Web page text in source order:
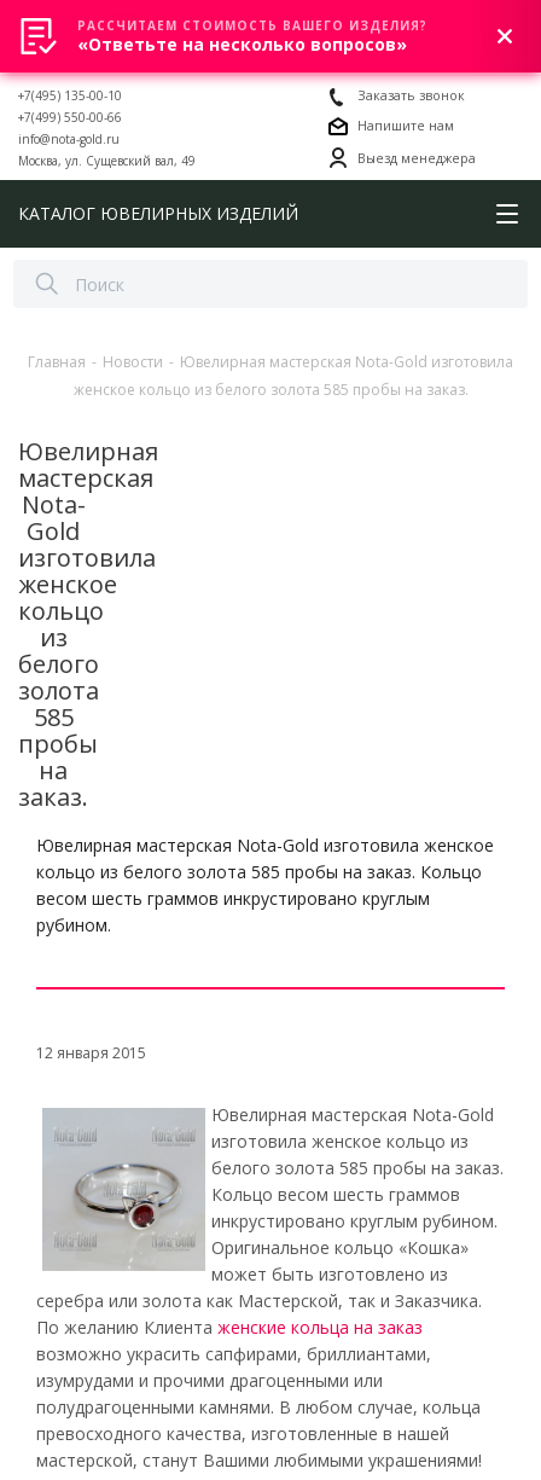
0
+7(495) 135-00-10
+7(499) 550-00-66
info@nota-gold.ru
Москва, ул. Сущевский вал, 49
Заказать звонок
Напишите нам
Выезд менеджера
КАТАЛОГ ЮВЕЛИРНЫХ ИЗДЕЛИЙ
Главная - Новости - Ювелирная мастерская Nota-Gold изготовила
женское кольцо из белого золота 585 пробы на заказ.
Ювелирная
мастерская
Nota-
Gold
изготовила
женское
кольцо
из
белого
золота
585
пробы
на
заказ.
Ювелирная мастерская Nota-Gold изготовила женское
кольцо из белого золота 585 пробы на заказ. Кольцо
весом шесть граммов инкрустировано круглым
рубином.
12 января 2015
Ювелирная мастерская Nota-Gold
изготовила женское кольцо из
белого золота 585 пробы на заказ.
Кольцо весом шесть граммов
инкрустировано круглым рубином.
Оригинальное кольцо «Кошка»
может быть изготовлено из
серебра или золота как Мастерской, так и Заказчика.
По желанию Клиента женские кольца на заказ
возможно украсить сапфирами, бриллиантами,
изумрудами и прочими драгоценными или
полудрагоценными камнями. В любом случае, кольца
превосходного качества, изготовленные в нашей
мастерской, станут Вашими любимыми украшениями!
РАССЧИТАЕМ СТОИМОСТЬ ВАШЕГО ИЗДЕЛИЯ?
«Ответьте на несколько вопросов»